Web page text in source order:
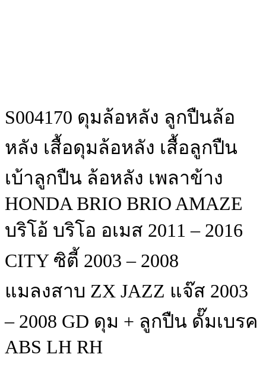
S004170 ดุมล้อหลัง ลูกปืนล้อ
หลัง เสื้อดุมล้อหลัง เสื้อลูกปืน
เบ้าลูกปืน ล้อหลัง เพลาข้าง
HONDA BRIO BRIO AMAZE
บริโอ้ บริโอ อเมส 2011 – 2016
CITY ซิตี้ 2003 – 2008
แมลงสาบ ZX JAZZ แจ๊ส 2003
– 2008 GD ดุม + ลูกปืน ดั๊มเบรค
ABS LH RH